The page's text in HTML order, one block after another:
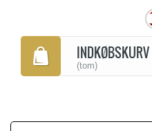
INDKØBSKURV
(tom)